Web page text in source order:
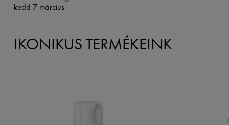
kedd 7 március
IKONIKUS TERMÉKEINK